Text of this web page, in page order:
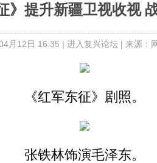
》提升新疆卫视收视
月12日 16:35 | 进入复兴论坛| 来源：
《红军东征》剧照。
张铁林饰演毛泽东。